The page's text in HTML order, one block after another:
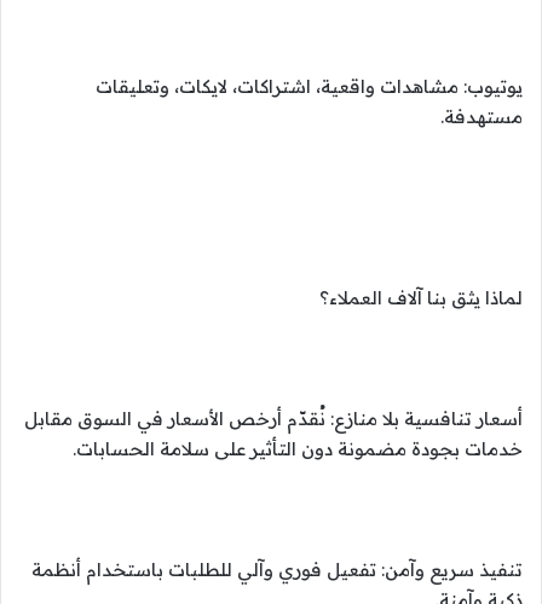
يوتيوب: مشاهدات واقعية، اشتراكات، لايكات، وتعليقات
مستهدفة.
لماذا يثق بنا آلاف العملاء؟
أسعار تنافسية بلا منازع: نُقدّم أرخص الأسعار في السوق مقابل
خدمات بجودة مضمونة دون التأثير على سلامة الحسابات.
تنفيذ سريع وآمن: تفعيل فوري وآلي للطلبات باستخدام أنظمة
ذكية وآمنة.